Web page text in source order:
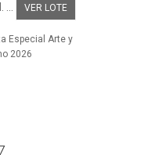
VER LOTE
Especial Arte y
2026